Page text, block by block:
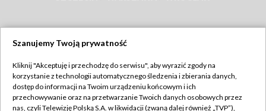
TVP
Abonament TVP
Regulamin TVP
Szanujemy Twoją prywatność
Kliknij "Akceptuję i przechodzę do serwisu", aby wyrazić zgody na
korzystanie z technologii automatycznego śledzenia i zbierania danych,
dostęp do informacji na Twoim urządzeniu końcowym i ich
przechowywanie oraz na przetwarzanie Twoich danych osobowych przez
nas, czyli Telewizję Polską S.A. w likwidacji (zwaną dalej również „TVP”),